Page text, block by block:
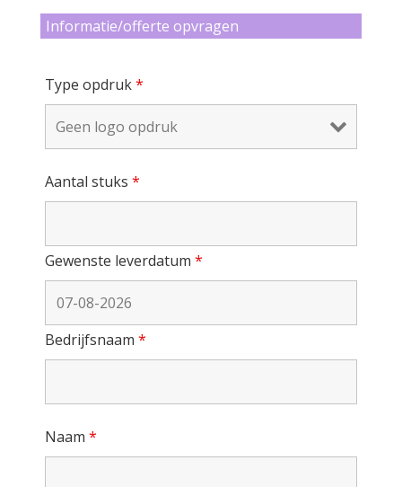
Informatie/offerte opvragen
Type opdruk*
Aantal stuks *
Gewenste leverdatum *
Bedrijfsnaam *
Naam *